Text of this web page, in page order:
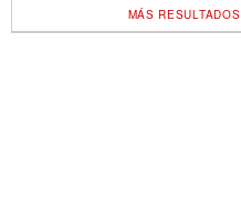
MÁS RESULTADOS